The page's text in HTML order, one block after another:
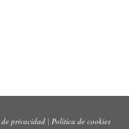
privacidad| Política de cookies